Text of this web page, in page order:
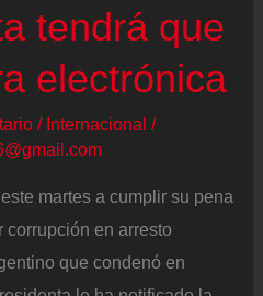
tendrá que
electrónica
/ Internacional /
martes a cumplir su pena
corrupción en arresto
que condenó en